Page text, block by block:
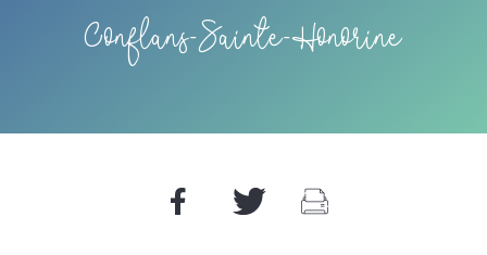
Conflans-Sainte-Honorine